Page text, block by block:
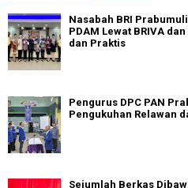
Nasabah BRI
PDAM Lewat BRIVA
dan Praktis
Pengurus DPC PAN
Pengukuhan Relawan
Sejumlah Berkas